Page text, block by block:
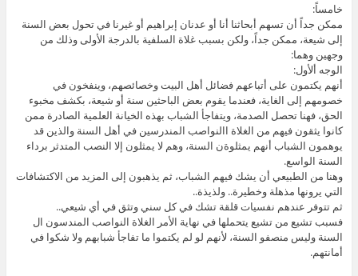
خامساً:
ممكن جداً أن تسهم أبحاثنا أنا أو عدنان إبراهيم أو غيرنا في تحول بعض السنة
إلى شيعة، ممكن جداً، ولكن بسبب غلاة السلفية بالدرجة الأولى وذلك من
وجهين وهما:
الوجه ألأول:
أنهم يكتمون على أتباعهم فضائل أهل البيت وخصائصهم، وينفخون في
خصومهم إلى الغاية، فعندما يقوم بعض الباحثين سنة أو شيعة، بكشف مخبوء
الحق، فهنا تحصل الصدمة، ويتفاجأ الشباب بهذه الخيانة العلمية الصادرة ممن
كانوا يثقون فيهم من الغلاة االنواصب المندرسين في أهل السنة والذين قد
يوهمون الشباب أنهم يمثلوةن السنة، وهم لا يمثلون إلا النصب المتدثر برداء
السنة الواسع.
وهنا من الطبيعي أن يشك فيهم الشباب، ثم يذهبون إلى المزيد من الاكتشافات
التي يرونها مذهلة وخطيرة.. ولذيذة..
ثم تتوفر عندهم نفسيات قلقة تشك في كل سني وتثق في أي شيعي..
فسبب تشيع من تشيع يتحملها في نهاية الأمر الغلاة النواصب المندسون ال
السنة وليس منصفو السنة، لأنهم لو لم يكتموا ما تفاجأ شبابهم ولا شكوا في
أمانتهم.